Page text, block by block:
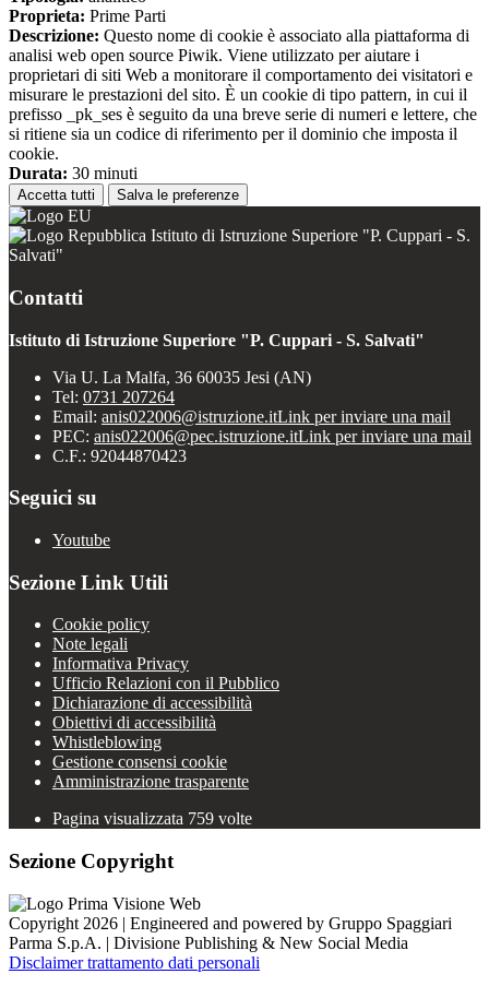
Proprieta: Prime Parti
Descrizione: Questo nome di cookie è associato alla piattaforma di
analisi web open source Piwik. Viene utilizzato per aiutare i
proprietari di siti Web a monitorare il comportamento dei visitatori e
misurare le prestazioni del sito. È un cookie di tipo pattern, in cui il
prefisso _pk_ses è seguito da una breve serie di numeri e lettere, che
si ritiene sia un codice di riferimento per il dominio che imposta il
cookie.
Durata: 30 minuti
Accetta tutti Salva le preferenze
Istituto di Istruzione Superiore "P. Cuppari - S.
Salvati"
Contatti
Istituto di Istruzione Superiore "P. Cuppari - S. Salvati"
Via U. La Malfa, 36 60035 Jesi (AN)
Tel: 0731 207264
Email: anis022006@istruzione.itLink per inviare una mail
PEC: anis022006@pec.istruzione.itLink per inviare una mail
C.F.: 92044870423
Seguici su
Youtube
Sezione Link Utili
Cookie policy
Note legali
Informativa Privacy
Ufficio Relazioni con il Pubblico
Dichiarazione di accessibilità
Obiettivi di accessibilità
Whistleblowing
Gestione consensi cookie
Amministrazione trasparente
Pagina visualizzata 759 volte
Sezione Copyright
Copyright 2026 | Engineered and powered by Gruppo Spaggiari
Parma S.p.A. | Divisione Publishing & New Social Media
Disclaimer trattamento dati personali